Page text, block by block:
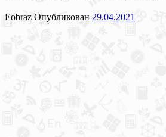
Eobraz Опубликован 29.04.2021